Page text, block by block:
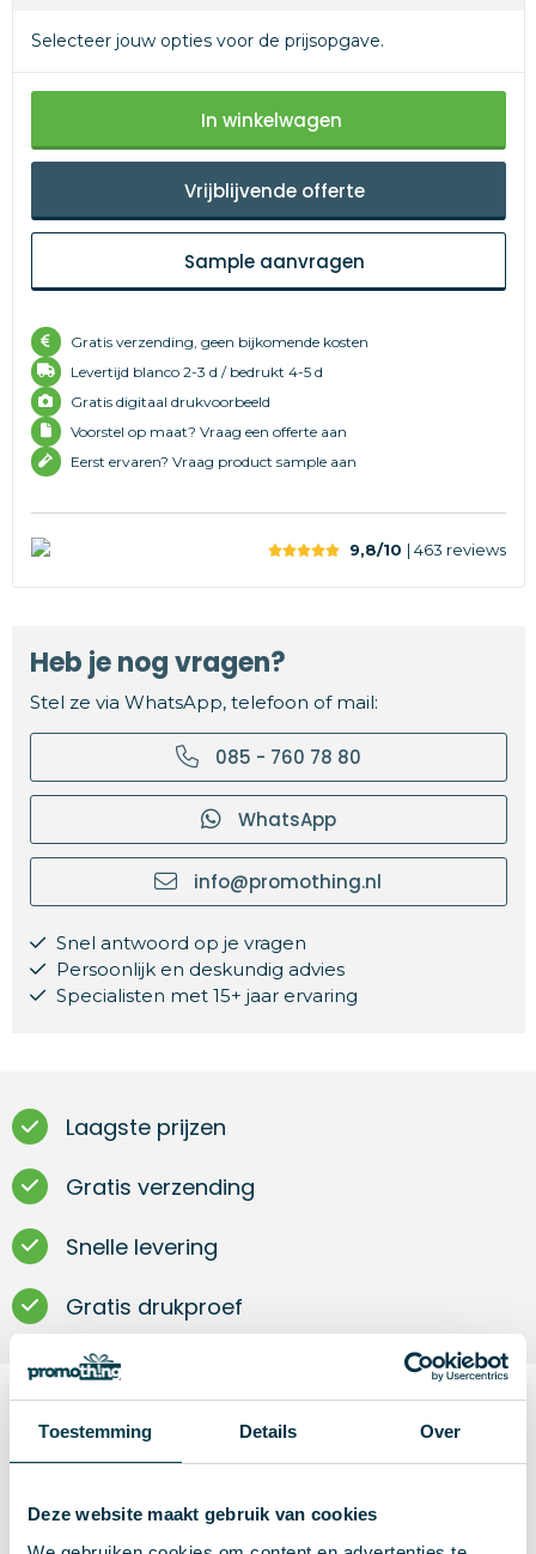
Toestemming Details Over
Deze website maakt gebruik van cookies
Selecteer jouw opties voor de prijsopgave.
In winkelwagen
Vrijblijvende offerte
Sample aanvragen
Gratis verzending, geen bijkomende kosten
Levertijd blanco 2-3 d / bedrukt 4-5 d
Gratis digitaal drukvoorbeeld
Voorstel op maat? Vraag een offerte aan
Eerst ervaren? Vraag product sample aan
9,8/10 | 463 reviews
Heb je nog vragen?
Stel ze via WhatsApp, telefoon of mail:
085 - 760 78 80
WhatsApp
info@promothing.nl
Snel antwoord op je vragen
Persoonlijk en deskundig advies
Specialisten met 15+ jaar ervaring
Laagste prijzen
Gratis verzending
Snelle levering
Gratis drukproef
Omschrijving